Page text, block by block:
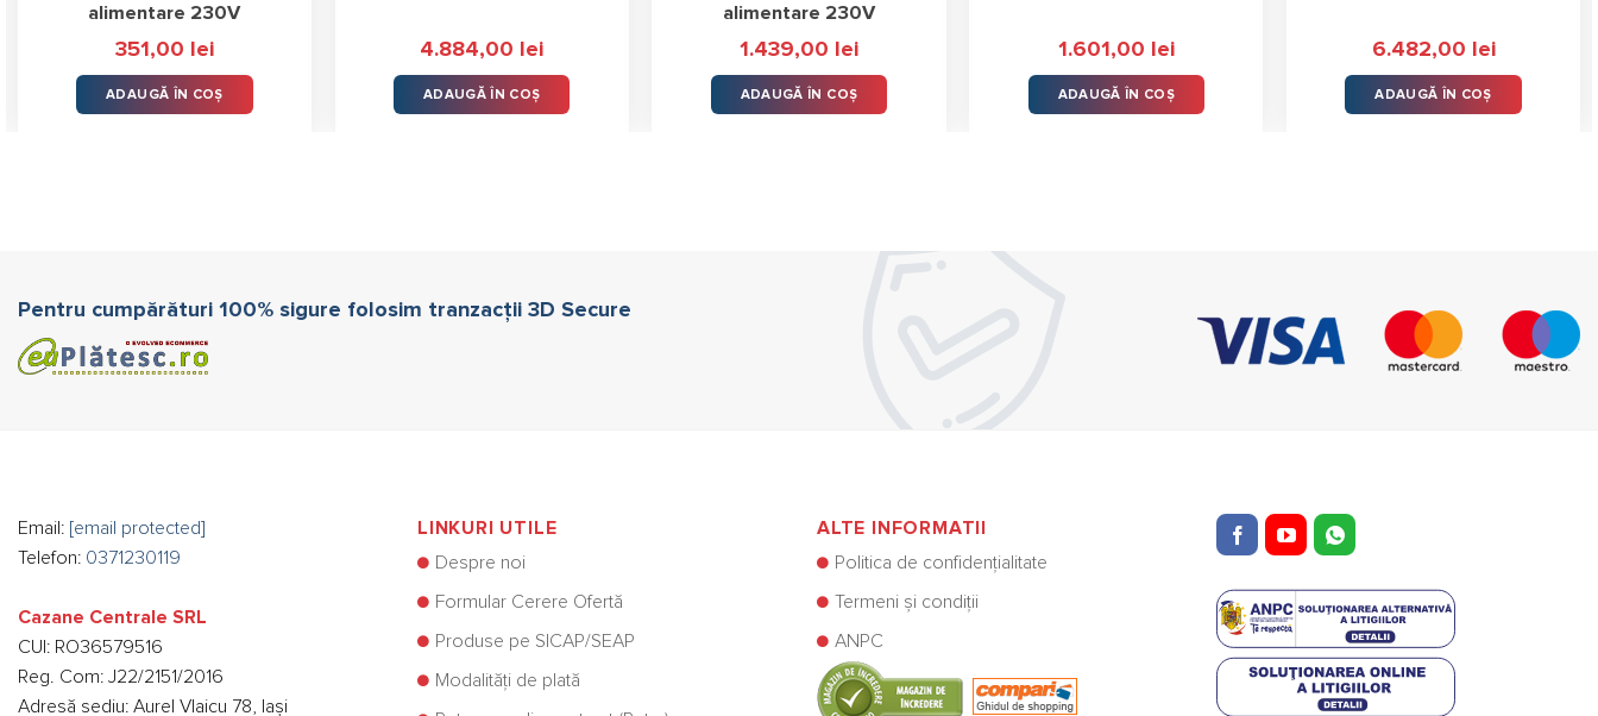
alimentare 230V
351,00 lei
ADAUGĂ ÎN COȘ
4.884,00 lei
ADAUGĂ ÎN COȘ
alimentare 230V
1.439,00 lei
ADAUGĂ ÎN COȘ
1.601,00 lei
ADAUGĂ ÎN COȘ
6.482,00 lei
ADAUGĂ ÎN COȘ
Pentru cumpărături 100% sigure folosim tranzacții 3D Secure
Email: [email protected]
Telefon: 0371230119
Cazane Centrale SRL
CUI: RO36579516
Reg. Com: J22/2151/2016
Adresă sediu: Aurel Vlaicu 78, Iași
LINKURI UTILE
Despre noi
Formular Cerere Ofertă
Produse pe SICAP/SEAP
Modalități de plată
ALTE INFORMATII
Politica de confidențialitate
Termeni și condiții
ANPC